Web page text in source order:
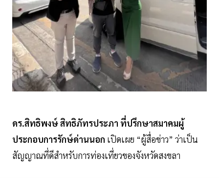
ดร.สิทธิพงษ์ สิทธิภัทรประภา ที่ปรึกษาสมาคมผู้
ประกอบการรักษ์ด่านนอก เปิดเผย “ผู้สื่อข่าว” ว่าเป็น
สัญญาณที่ดีสำหรับการท่องเที่ยวของจังหวัดสงขลา